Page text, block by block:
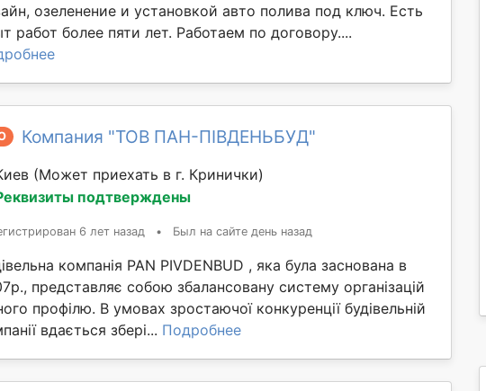
озеленение и установкой авто полива под ключ. Есть
работ более пяти лет. Работаем по договору....
Компания "ТОВ ПАН-ПІВДЕНЬБУД"
(Может приехать в г. Кринички)
подтверждены
6 лет назад • Был на сайте день назад
компанія PAN PIVDENBUD , яка була заснована в
представляє собою збалансовану систему організацій
профілю. В умовах зростаючої конкуренції будівельній
вдається збері... Подробнее